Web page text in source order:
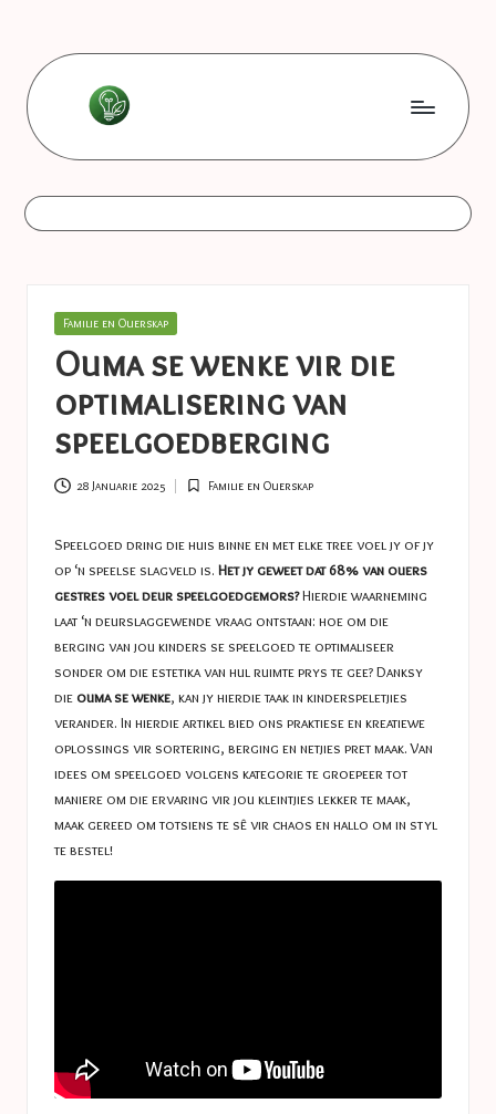
content
L
e
s
o
n
n
e
s
a
s
t
u
c
e
s
astuces
Posted
Familie en Ouerskap
Ouma se wenke vir die
optimalisering van
speelgoedberging
28 Januarie 2025
Posted
Familie en Ouerskap
Speelgoed dring die huis binne en met elke tree voel jy of jy
op ‘n speelse slagveld is. Het jy geweet dat 68% van ouers
gestres voel deur speelgoedgemors?Hierdie waarneming
laat ‘n deurslaggewende vraag ontstaan: hoe om die
berging van jou kinders se speelgoed te optimaliseer
sonder om die estetika van hul ruimte prys te gee? Danksy
die ouma se wenke, kan jy hierdie taak in kinderspeletjies
verander. In hierdie artikel bied ons praktiese en kreatiewe
oplossings vir sortering, berging en netjies pret maak. Van
idees om speelgoed volgens kategorie te groepeer tot
maniere om die ervaring vir jou kleintjies lekker te maak,
maak gereed om totsiens te sê vir chaos en hallo om in styl
te bestel!